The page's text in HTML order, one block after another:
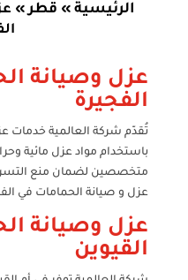
الرئيسية » قطر»
عزل وصيانة
الفجيرة
تُقدّم شركة العالمية خدمات
باستخدام مواد عزل مائية
متخصصين لضمان منع
عزل و صيانة الحمامات في
عزل وصيانة
القيوين